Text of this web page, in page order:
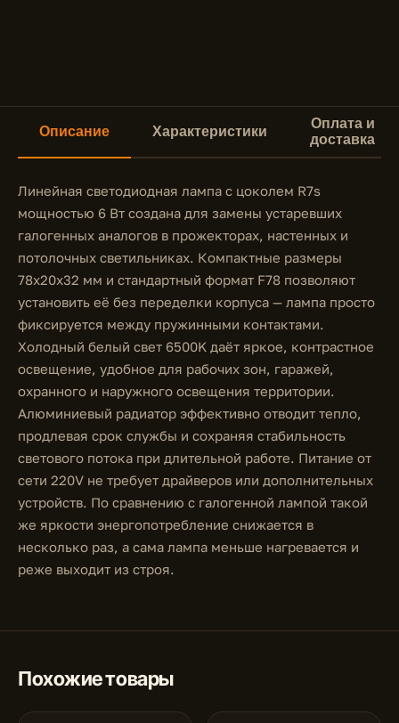
Описание Характеристики
Оплата и
доставка
Линейная светодиодная лампа с цоколем R7s
мощностью 6 Вт создана для замены устаревших
галогенных аналогов в прожекторах, настенных и
потолочных светильниках. Компактные размеры
78x20x32 мм и стандартный формат F78 позволяют
установить её без переделки корпуса — лампа просто
фиксируется между пружинными контактами.
Холодный белый свет 6500K даёт яркое, контрастное
освещение, удобное для рабочих зон, гаражей,
охранного и наружного освещения территории.
Алюминиевый радиатор эффективно отводит тепло,
продлевая срок службы и сохраняя стабильность
светового потока при длительной работе. Питание от
сети 220V не требует драйверов или дополнительных
устройств. По сравнению с галогенной лампой такой
же яркости энергопотребление снижается в
несколько раз, а сама лампа меньше нагревается и
реже выходит из строя.
Похожие товары